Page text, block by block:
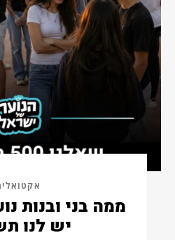
ממה בני ובנות
יש לנו